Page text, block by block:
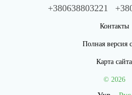
+380638803221
Контакты
Полная версия
Карта сайта
© 2026